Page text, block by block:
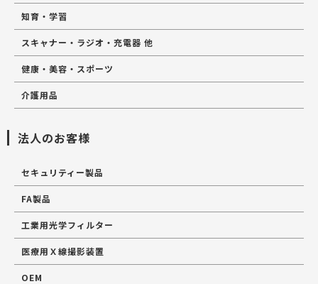
知育・学習
スキャナー・ラジオ・充電器 他
健康・美容・スポーツ
介護用品
法人のお客様
セキュリティー製品
FA製品
工業用光学フィルター
医療用Ｘ線撮影装置
OEM